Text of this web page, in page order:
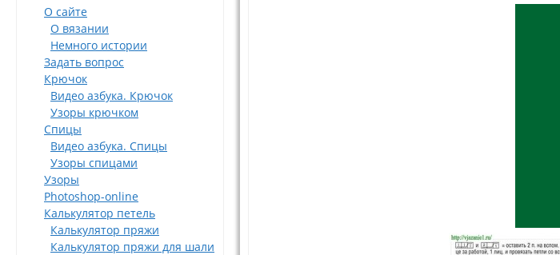
О сайте
О вязании
Немного истории
Задать вопрос
Крючок
Видео азбука. Крючок
Узоры крючком
Спицы
Видео азбука. Спицы
Узоры спицами
Узоры
Photoshop-online
Калькулятор петель
Калькулятор пряжи
Калькулятор пряжи для шали